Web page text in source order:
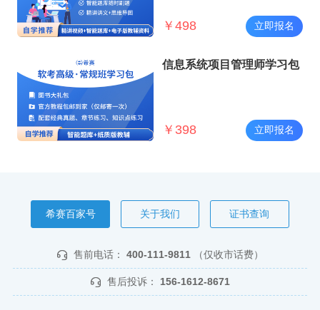
￥ 498 立即报名
信息系统项目管理师学习包
￥ 398 立即报名
希赛百家号 关于我们 证书查询
售前电话： 400-111-9811 （仅收市话费）
售后投诉： 156-1612-8671